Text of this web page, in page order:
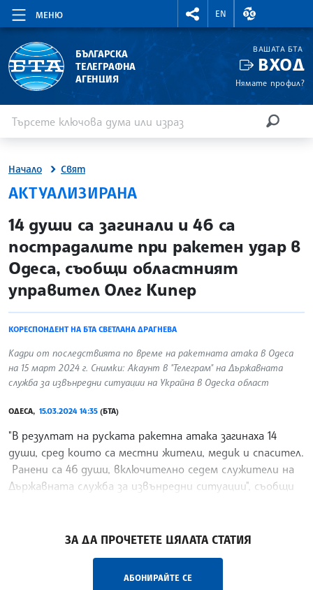
МЕНЮ
RIGHTMENU.SOCIAL
EN
ВАЛУТНИ
БЪЛГАРСКА
ТЕЛЕГРАФНА
АГЕНЦИЯ
ВАШАТА БТА
ВХОД
Нямате профил?
Начало Свят
АКТУАЛИЗИРАНА
site.bta
14 души са загинали и 46 са
пострадалите при ракетен удар в
Одеса, съобщи областният
управител Олег Кипер
КОРЕСПОНДЕНТ НА БТА СВЕТЛАНА ДРАГНЕВА
Кадри от последствията по време на ракетната атака в Одеса
на 15 март 2024 г. Снимки: Акаунт в "Телеграм" на Държавната
служба за извънредни ситуации на Украйна в Одеска област
ОДЕСА, 15.03.2024 14:35 (БТА)
"В резултат на руската ракетна атака загинаха 14
души, сред които са местни жители, медик и спасител.
Ранени са 46 души, включително седем служители на
Държавната служба за извънредни ситуации", съобщи
ЗА ДА ПРОЧЕТЕТЕ ЦЯЛАТА СТАТИЯ
АБОНИРАЙТЕ СЕ